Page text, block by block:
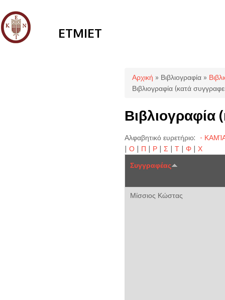
ETMIET
Είστε εδώ
Αρχική » Βιβλιογραφία »
Βιβλιογραφία (κατά
Βιβλιογραφία
Αλφαβητικό ευρετήριο:
-
| Ο | Π | Ρ | Σ | Τ | Φ | Χ
Συγγραφέας
Μίσσιος Κώστας